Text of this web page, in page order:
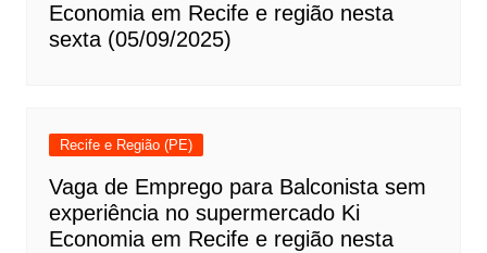
Economia em Recife e região nesta
sexta (05/09/2025)
Recife e Região (PE)
Vaga de Emprego para Balconista sem
experiência no supermercado Ki
Economia em Recife e região nesta